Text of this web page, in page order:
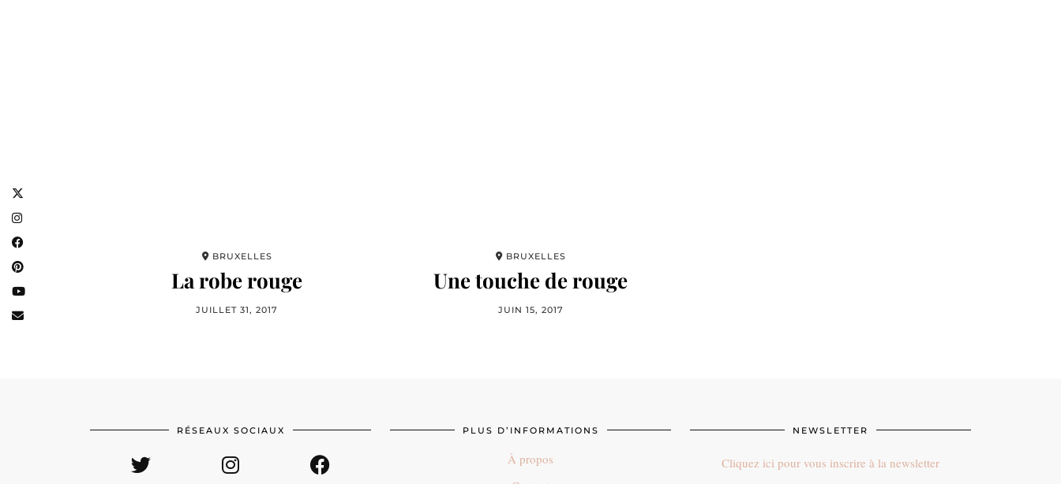
BRUXELLES
La robe rouge
JUILLET 31, 2017
BRUXELLES
Une touche de rouge
JUIN 15, 2017
RÉSEAUX SOCIAUX PLUS D’INFORMATIONS
À propos
NEWSLETTER
Cliquez ici pour vous inscrire à la newsletter